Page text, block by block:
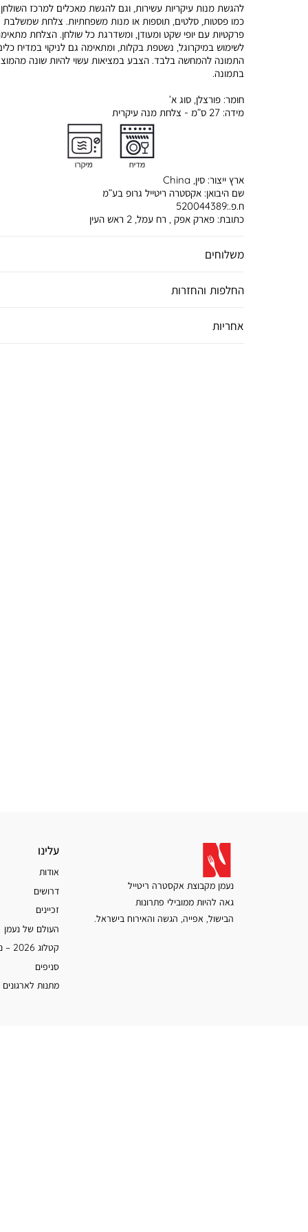
להגשת מנות עיקריות עשירות, וגם להגשת מאכלים למרכז
כמו פסטות, סלטים, תוספות או מנות משפחתיות. צלחת שמשלבת
פרקטיות עם יופי שקט ומעודן, ומשדרגת כל שולחן. הצלחת
לשימוש במיקרוגל, נשטפת בקלות, ומתאימה גם לניקוי במדיח
התמונה להמחשה בלבד. הצבע במציאות עשוי להיות שונה
בתמונה.
חומר:פורצלן, סוג א’
מידה:27 ס”מ - צלחת מנה עיקרית
ארץ ייצור:סין, China
שם היבואן:אקסטרה ריטייל גרופ בע”מ
ח.פ.:520044389
כתובת:פארק אפק , רח עמל, 2 ראש העין
משלוחים
החלפות והחזרות
אחריות
נעמן מקבוצת אקסטרה ריטייל
גאה להיות ממובילי פתרונות
הבישול, אפייה, הגשה והאירוח בישראל.
עלינו
עלינו
אודות
דרושים
זכיינים
העולם של נעמן
קטלוג 2026 – נעמן
סניפים
מתנות לארגונים